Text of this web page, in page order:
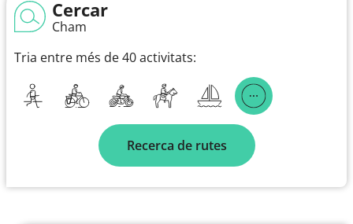
Cercar
Cham
Tria entre més de 40 activitats:
Recerca de rutes